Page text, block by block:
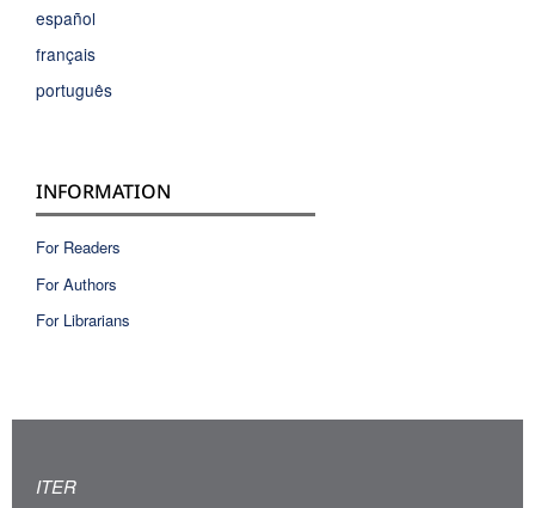
español
français
português
INFORMATION
For Readers
For Authors
For Librarians
ITER